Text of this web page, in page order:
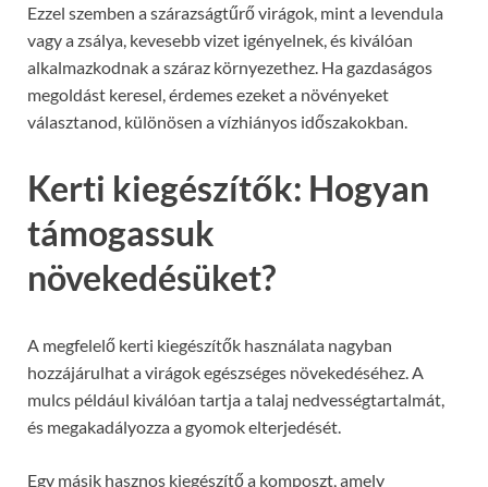
Ezzel szemben a szárazságtűrő virágok, mint a levendula
vagy a zsálya, kevesebb vizet igényelnek, és kiválóan
alkalmazkodnak a száraz környezethez. Ha gazdaságos
megoldást keresel, érdemes ezeket a növényeket
választanod, különösen a vízhiányos időszakokban.
Kerti kiegészítők: Hogyan
támogassuk
növekedésüket?
A megfelelő kerti kiegészítők használata nagyban
hozzájárulhat a virágok egészséges növekedéséhez. A
mulcs például kiválóan tartja a talaj nedvességtartalmát,
és megakadályozza a gyomok elterjedését.
Egy másik hasznos kiegészítő a komposzt, amely